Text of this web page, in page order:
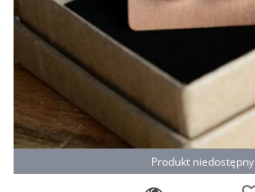
Produkt niedostępny